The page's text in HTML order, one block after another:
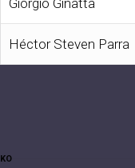
Héctor Steven Parra
KO